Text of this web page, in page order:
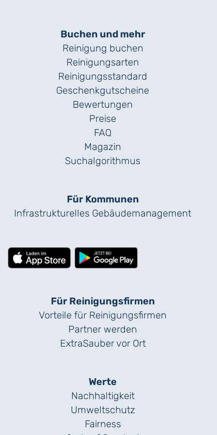
Buchen und mehr
Reinigung buchen
Reinigungsarten
Reinigungs­standard
Geschenk­gutscheine
Bewertungen
Preise
FAQ
Magazin
Suchalgorithmus
Für Kommunen
Infrastrukturelles Gebäude­management
Für Reinigungs­firmen
Vorteile für Reinigungs­firmen
Partner werden
ExtraSauber vor Ort
Werte
Nachhaltigkeit
Umweltschutz
Fairness